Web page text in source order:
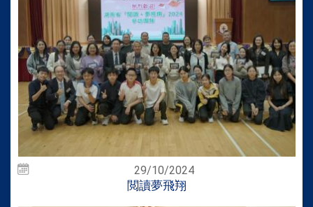
29/10/2024
閲讀夢飛翔